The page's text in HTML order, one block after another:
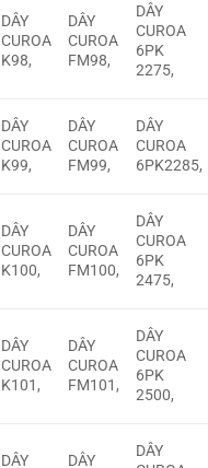
DÂY
CUROA
K98,
DÂY
CUROA
FM98,
DÂY
CUROA
6PK
2275,
DÂY
CUROA
K99,
DÂY
CUROA
FM99,
DÂY
CUROA
6PK2285,
DÂY
CUROA
K100,
DÂY
CUROA
FM100,
DÂY
CUROA
6PK
2475,
DÂY
CUROA
K101,
DÂY
CUROA
FM101,
DÂY
CUROA
6PK
2500,
DÂY
DÂY
DÂY